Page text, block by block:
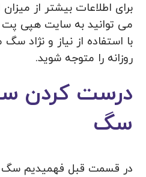
برای اطلاعات بیشتر از
می توانید به سایت هپی پت
با استفاده از نیاز و نژاد
روزانه را متوجه شوید.
درست کردن
سگ
در قسمت قبل فهمیدیم سگ